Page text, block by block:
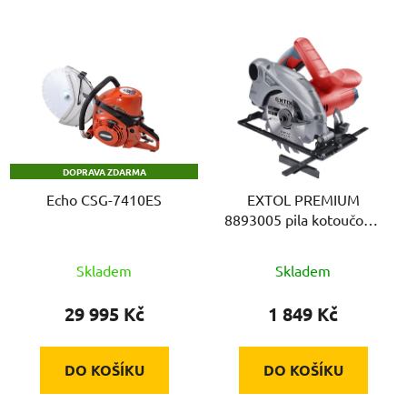
r
DOPRAVA ZDARMA
Echo CSG-7410ES
Skladem
29 995 Kč
DO KOŠÍKU
EXTOL PREMIUM
8893005 pila kotoučová,
Skladem
1 849 Kč
DO KOŠÍKU